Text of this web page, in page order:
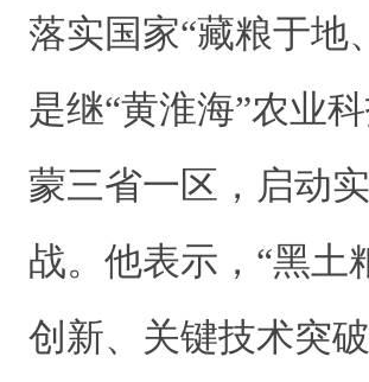
落实国家“藏粮于地
是继“黄淮海”农业
蒙三省一区，启动
战。他表示，“黑土
创新、关键技术突